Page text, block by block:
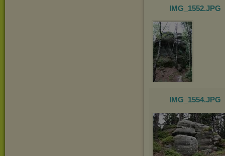
IMG_1552.JPG
IMG_1554.JPG